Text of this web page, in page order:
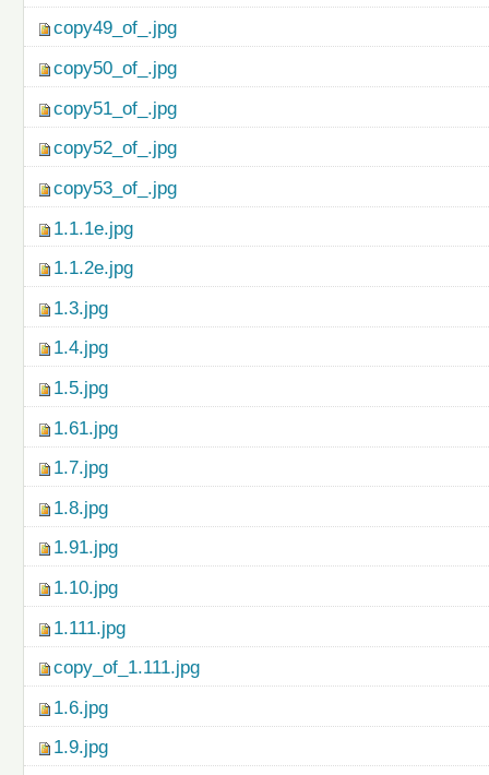
copy49_of_.jpg
copy50_of_.jpg
copy51_of_.jpg
copy52_of_.jpg
copy53_of_.jpg
1.1.1e.jpg
1.1.2e.jpg
1.3.jpg
1.4.jpg
1.5.jpg
1.61.jpg
1.7.jpg
1.8.jpg
1.91.jpg
1.10.jpg
1.111.jpg
copy_of_1.111.jpg
1.6.jpg
1.9.jpg